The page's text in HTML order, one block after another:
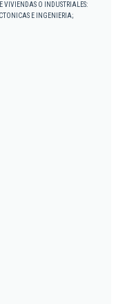
VIVIENDAS O INDUSTRIALES:
E INGENIERIA;